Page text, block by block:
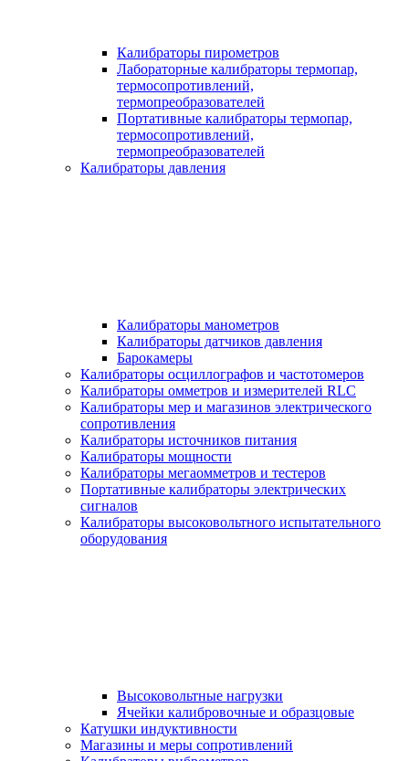
Калибраторы пирометров
Лабораторные калибраторы термопар,
термосопротивлений,
термопреобразователей
Портативные калибраторы термопар,
термосопротивлений,
термопреобразователей
Калибраторы давления
Калибраторы манометров
Калибраторы датчиков давления
Барокамеры
Калибраторы осциллографов и частотомеров
Калибраторы омметров и измерителей RLC
Калибраторы мер и магазинов электрического
сопротивления
Калибраторы источников питания
Калибраторы мощности
Калибраторы мегаомметров и тестеров
Портативные калибраторы электрических
сигналов
Калибраторы высоковольтного испытательного
оборудования
Высоковольтные нагрузки
Ячейки калибровочные и образцовые
Катушки индуктивности
Магазины и меры сопротивлений